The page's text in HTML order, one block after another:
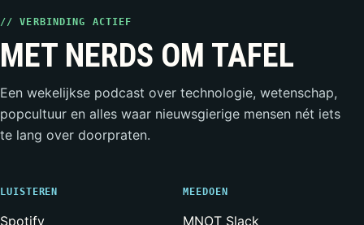
// VERBINDING ACTIEF
MET NERDS OM TAFEL
Een wekelijkse podcast over technologie, wetenschap,
popcultuur en alles waar nieuwsgierige mensen nét iets
te lang over doorpraten.
LUISTEREN
Spotify
MEEDOEN
MNOT Slack